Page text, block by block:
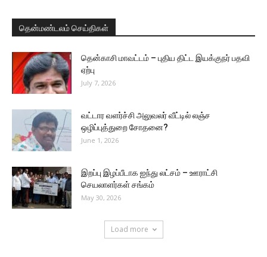
தென்மண்டலம் செய்திகள்
தென்காசி மாவட்டம் – புதிய திட்ட இயக்குநர் பதவி
ஏற்பு
July 7, 2026
வட்டார வளர்ச்சி அலுவலர் வீட்டில் லஞ்ச
ஒழிப்புத்துறை சோதனை?
June 1, 2026
இறப்பு இழப்பீடாக ஐந்து லட்சம் – ஊராட்சி
செயலாளர்கள் சங்கம்
May 30, 2026
Load more